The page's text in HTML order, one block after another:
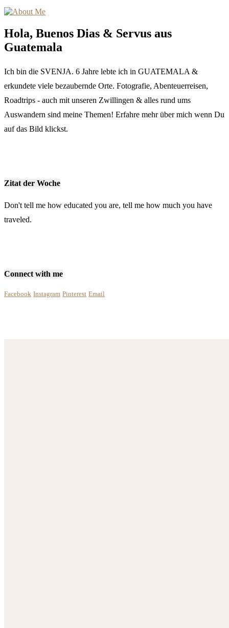
Hola, Buenos Dias & Servus aus
Guatemala
Ich bin die SVENJA. 6 Jahre lebte ich in GUATEMALA &
erkundete viele bezaubernde Orte. Fotografie, Abenteuerreisen,
Roadtrips - auch mit unseren Zwillingen & alles rund ums
Auswandern sind meine Themen! Erfahre mehr über mich wenn Du
auf das Bild klickst.
Zitat der Woche
Don't tell me how educated you are, tell me how much you have
traveled.
Connect with me
Facebook Instagram Pinterest Email